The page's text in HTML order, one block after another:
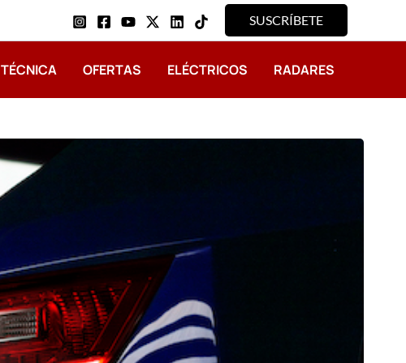
SUSCRÍBETE
TÉCNICA OFERTAS ELÉCTRICOS RADARES